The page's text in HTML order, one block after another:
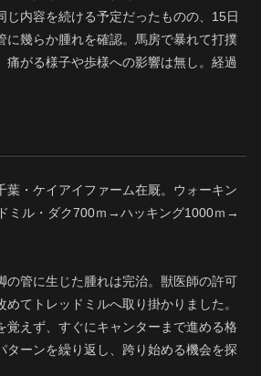
じ内容を続ける予定だったものの、15日
に幾らか腫れを確認。馬房で暴れて打撲
痛がる様子や歩様への影響は無し。経過
葉・ケイアイファーム在厩。ウォーキン
ミル・ダク700ｍ→ハッキング1000ｍ→
管に生じた腫れは完治。獣医師の許可
てトレッドミルへ取り掛かりました。
覚えず、すぐにキャンターまで進める格
ターンを繰り返し、跨り始める機会を探